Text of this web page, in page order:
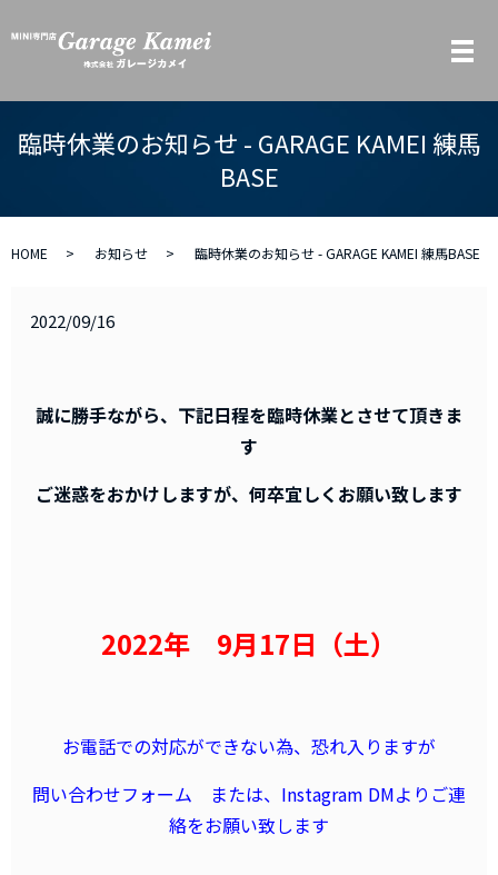
メ
臨時休業のお知らせ - GARAGE KAMEI 練馬
BASE
HOME お知らせ 臨時休業のお知らせ - GARAGE KAMEI 練馬BASE
2022/09/16
誠に勝手ながら、下記日程を臨時休業とさせて頂きま
す
ご迷惑をおかけしますが、何卒宜しくお願い致します
2022年 9月17日（土）
お電話での対応ができない為、恐れ入りますが
問い合わせフォーム または、Instagram DMよりご連
絡をお願い致します